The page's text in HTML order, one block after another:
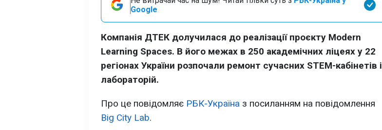
Google
Компанія ДТЕК долучилася до реалізації проєкту Modern
Learning Spaces. В його межах в 250 академічних ліцеях у 22
регіонах України розпочали ремонт сучасних STEM-кабінетів і
лабораторій.
Про це повідомляє РБК-Україна з посиланням на повідомлення
Big City Lab.